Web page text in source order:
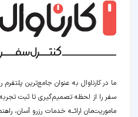
ما در کارناوال به عنوان جامع‌ترین
سفر را از لحظه‌ تصمیم‌گیری تا ثبت
ماموریت‌مان اراﺋــﻪ خدمات رزرو آسان،